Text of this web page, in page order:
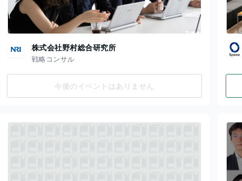
株式会社野村総合研究所
戦略コンサル
今後のイベントはありません